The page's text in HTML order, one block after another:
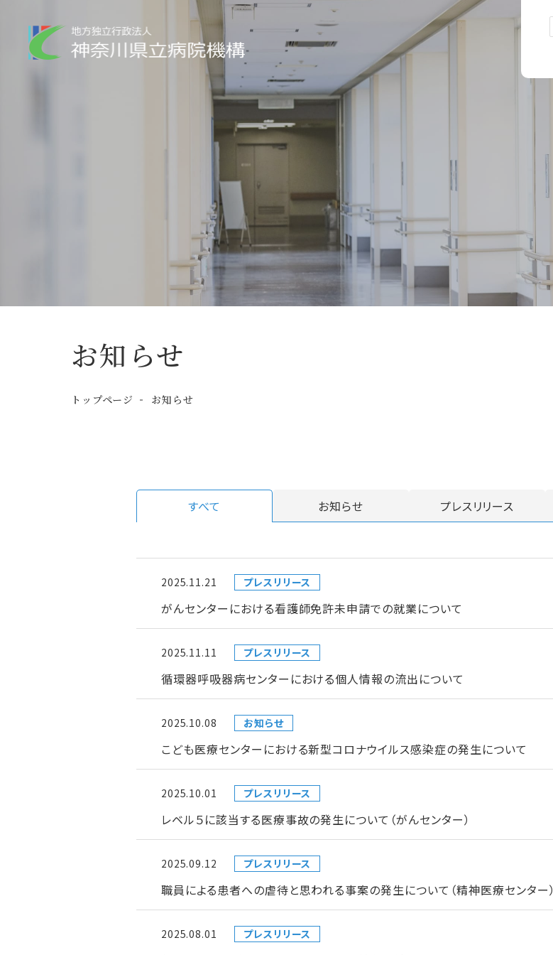
お知らせ
トップページ お知らせ
すべて お知らせ プレスリリース
2025.11.21 プレスリリース
がんセンターにおける看護師免許未申請での就業について
2025.11.11 プレスリリース
循環器呼吸器病センターにおける個人情報の流出について
2025.10.08 お知らせ
こども医療センターにおける新型コロナウイルス感染症の発生について
2025.10.01 プレスリリース
レベル５に該当する医療事故の発生について（がんセンター）
2025.09.12 プレスリリース
職員による患者への虐待と思われる事案の発生について（精神医療センター）
2025.08.01 プレスリリース